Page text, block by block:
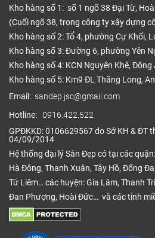
Kho hàng số 1: số 1 ngõ 38 Đại Từ,
(Cuối ngõ 38, trong công ty xây dựng
Kho hàng số 2: Tổ 4, phường Cự Khối,
Kho hàng số 3: Đường 6, phường Yên
Kho hàng số 4: KCN Nguyên Khê, Đông
Kho hàng số 5: Km9 ĐL Thăng Long,
Email: sandep.jsc@gmail.com
Hotline: 0916.422.522
GPĐKKD: 0106629567 do Sở KH & ĐT
04/09/2014
Hệ thống đại lý Sàn Đẹp có tại các
Hà Đông, Thanh Xuân, Tây Hồ, Đống
Từ Liêm… các huyện: Gia Lâm, Thanh
Đan Phượng, Hoài Đức… và các tỉnh